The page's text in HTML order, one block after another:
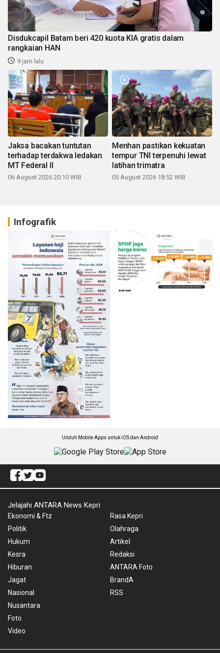
Disdukcapil Batam beri 420 kuota KIA gratis dalam
rangkaian HAN
9 jam lalu
Jaksa bacakan tuntutan
terhadap terdakwa ledakan
MT Federal II
06 August 2026 20:10 WIB
Menhan pastikan kekuatan
tempur TNI terpenuhi lewat
latihan trimatra
05 August 2026 18:52 WIB
Infografik
Unduh Mobile Apps untuk iOS dan Android
Jelajahi ANTARA News Kepri
Ekonomi & Ftz
Politik
Hukum
Kesra
Hiburan
Jagat
Nasional
Nusantara
Foto
Video
Rasa Kepri
Olahraga
Artikel
Redaksi
ANTARA Foto
BrandA
RSS